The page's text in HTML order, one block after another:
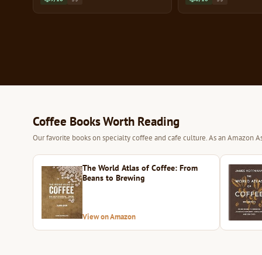
Coffee Books Worth Reading
Our favorite books on specialty coffee and cafe culture. As an Amazon
The World Atlas of Coffee: From
Beans to Brewing
View on Amazon